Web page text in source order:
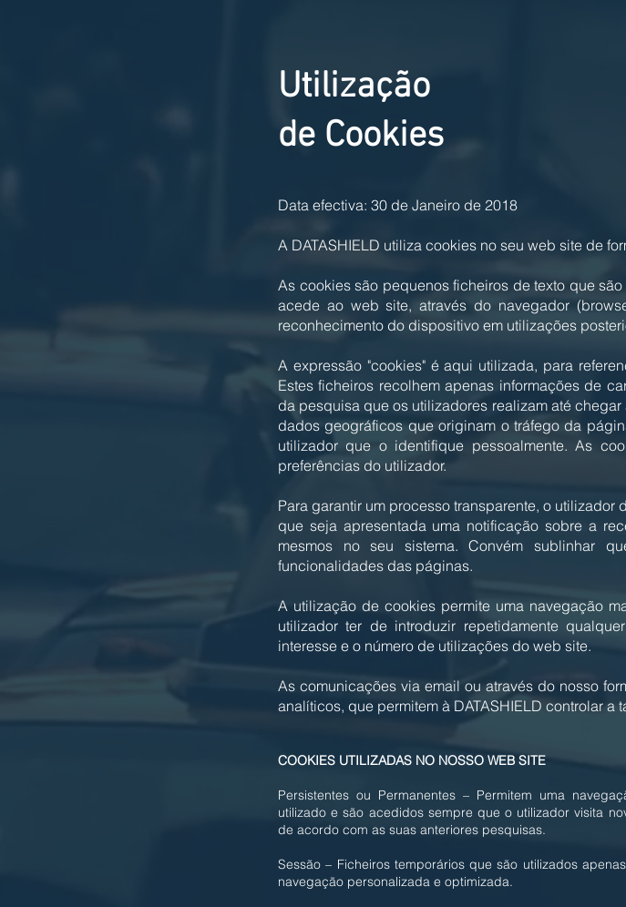
Utilização
de Cookies
Data efectiva: 30 de Janeiro de 2018
A DATASHIELD utiliza cookies no seu web site de
As cookies são pequenos ficheiros de texto que
acede ao web site, através do navegador
reconhecimento do dispositivo em utilizações
A expressão "cookies" é aqui utilizada, para
Estes ficheiros recolhem apenas informações de
da pesquisa que os utilizadores realizam até
dados geográficos que originam o tráfego da
utilizador que o identifique pessoalmente. As
preferências do utilizador.
Para garantir um processo transparente, o
que seja apresentada uma notificação sobre a
mesmos no seu sistema. Convém sublinhar
funcionalidades das páginas.
A utilização de cookies permite uma navegação
utilizador ter de introduzir repetidamente
interesse e o número de utilizações do web site.
As comunicações via email ou através do nosso
analíticos, que permitem à DATASHIELD controlar
COOKIES UTILIZADAS NO NOSSO WEB SITE
Persistentes ou Permanentes – Permitem uma
utilizado e são acedidos sempre que o utilizador visita
de acordo com as suas anteriores pesquisas.
Sessão – Ficheiros temporários que são utilizados
navegação personalizada e optimizada.